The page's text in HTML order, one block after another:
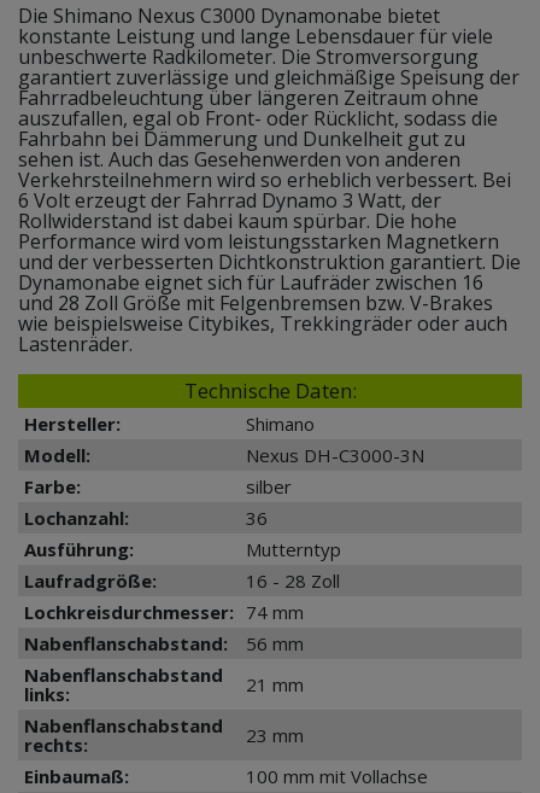
Die Shimano Nexus C3000 Dynamonabe bietet
konstante Leistung und lange Lebensdauer für viele
unbeschwerte Radkilometer. Die Stromversorgung
garantiert zuverlässige und gleichmäßige Speisung der
Fahrradbeleuchtung über längeren Zeitraum ohne
auszufallen, egal ob Front- oder Rücklicht, sodass die
Fahrbahn bei Dämmerung und Dunkelheit gut zu
sehen ist. Auch das Gesehenwerden von anderen
Verkehrsteilnehmern wird so erheblich verbessert. Bei
6 Volt erzeugt der Fahrrad Dynamo 3 Watt, der
Rollwiderstand ist dabei kaum spürbar. Die hohe
Performance wird vom leistungsstarken Magnetkern
und der verbesserten Dichtkonstruktion garantiert. Die
Dynamonabe eignet sich für Laufräder zwischen 16
und 28 Zoll Größe mit Felgenbremsen bzw. V-Brakes
wie beispielsweise Citybikes, Trekkingräder oder auch
Lastenräder.
Technische Daten:
Hersteller:
Shimano
Modell:
Nexus DH-C3000-3N
Farbe:
silber
Lochanzahl:
36
Ausführung:
Mutterntyp
Laufradgröße:
16 - 28 Zoll
Lochkreisdurchmesser: 74 mm
Nabenflanschabstand:
56 mm
Nabenflanschabstand
links:
21 mm
Nabenflanschabstand
rechts:
23 mm
Einbaumaß:
100 mm mit Vollachse